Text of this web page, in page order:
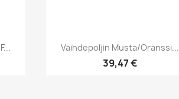
Pikakatselu
Vaihdepoljin Musta/oranssi...
39,47 €